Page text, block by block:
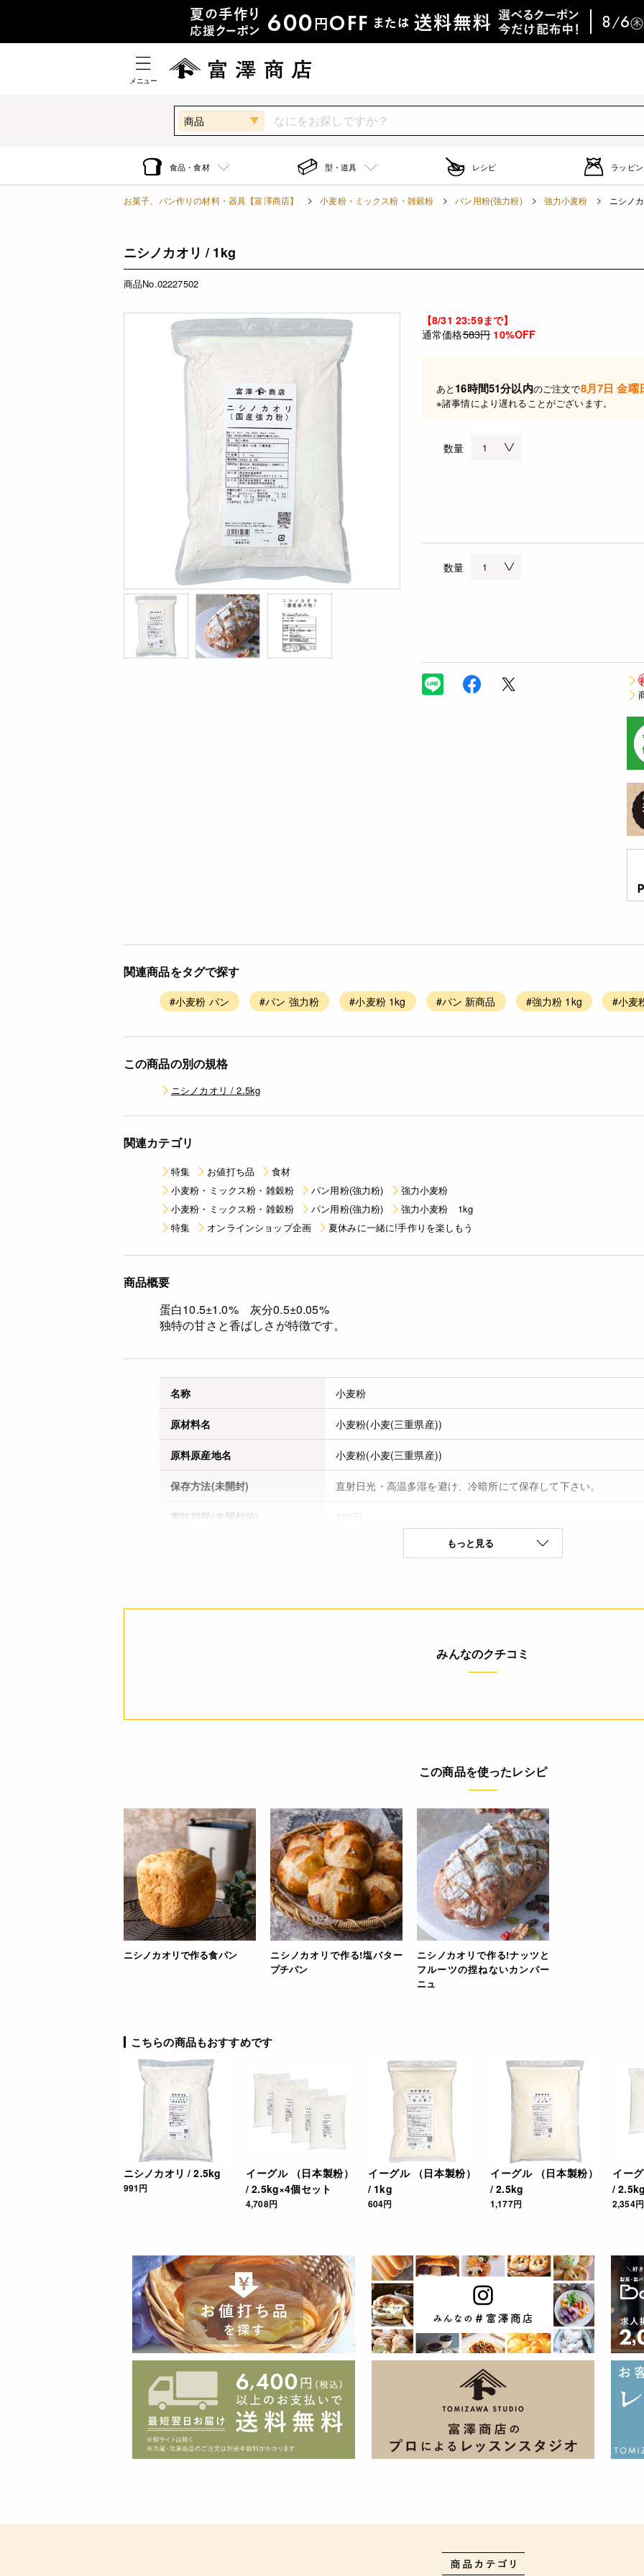
メニュー
商品
食品・食材 型・道具 レシピ ラッピ
お菓子、パン作りの材料・器具【富澤商店】 小麦粉・ミックス粉・雑穀粉 パン用粉(強力粉) 強力小麦粉 ニシノ
ニシノカオリ / 1kg
商品No.02227502
【8/31 23:59まで】
通常価格583円 10%OFF
あと 16時間51分以内のご注文で8月7日 金曜
※諸事情により遅れることがございます。
数量
数量
関連商品をタグで探す
#小麦粉 パン #パン 強力粉 #小麦粉 1kg #パン 新商品 #強力粉 1kg #小麦
この商品の別の規格
ニシノカオリ / 2.5kg
関連カテゴリ
特集 お値打ち品
食材
小麦粉・ミックス粉・雑穀粉
パン用粉(強力粉)
強力小麦粉
小麦粉・ミックス粉・雑穀粉
パン用粉(強力粉)
強力小麦粉 1kg
特集
オンラインショップ企画 夏休みに一緒に!手作りを楽しもう
商品概要
蛋白10.5±1.0% 灰分0.5±0.05%
独特の甘さと香ばしさが特徴です。
名称 小麦粉
原材料名 小麦粉(小麦(三重県産))
原料原産地名 小麦粉(小麦(三重県産))
保存方法(未開封) 直射日光・高温多湿を避け、冷暗所にて保存して下さい。
賞味期限(未開封時)
180日
コンタミネーション なし
(g) 0.5g *この表示値は、目安です。
◆商品の在庫・販売状況について◆
ありません。予めご了承ください。
もっと見る
みんなのクチコミ
この商品を使ったレシピ
ニシノカオリで作る食パン
ニシノカオリで作る!塩バター
プチパン
ニシノカオリで作る!ナッツと
フルーツの捏ねないカンパー
ニュ
こちらの商品もおすすめです
ニシノカオリ / 2.5kg
991円
イーグル （日本製粉）
/ 2.5kg×4個セット
4,708円
イーグル （日本製粉）
/ 1kg
604円
イーグル （日本製粉）
/ 2.5kg
1,177円
イー
/
2,354円